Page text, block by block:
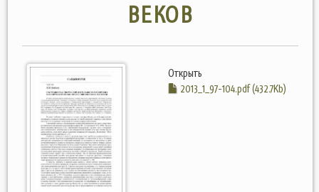
ВЕКОВ
Открыть
2013_1_97-104.pdf (432.7Kb)